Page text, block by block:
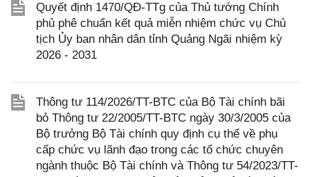
Quyết định 1470/QĐ-TTg của Thủ tướng Chính
phủ phê chuẩn kết quả miễn nhiệm chức vụ Chủ
tịch Ủy ban nhân dân tỉnh Quảng Ngãi nhiệm kỳ
2026 - 2031
Thông tư 114/2026/TT-BTC của Bộ Tài chính bãi
bỏ Thông tư 22/2005/TT-BTC ngày 30/3/2005 của
Bộ trưởng Bộ Tài chính quy định cụ thể về phụ
cấp chức vụ lãnh đạo trong các tổ chức chuyên
ngành thuộc Bộ Tài chính và Thông tư 54/2023/TT-